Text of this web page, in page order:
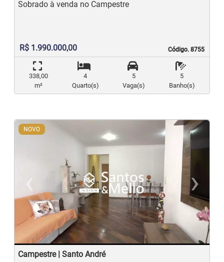
Código. 8755
Código. 8755
Sobrado à venda no Campestre
R$ 1.990.000,00
338,00
m²
4
Quarto(s)
5
Vaga(s)
5
Banho(s)
NOVO
‹
Previous
›
Campestre | Santo André